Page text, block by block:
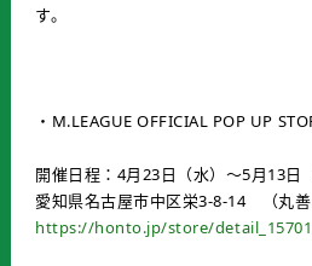
す。
・M.LEAGUE OFFICIAL POP UP
開催日程：4月23日（水）～5月13日
愛知県名古屋市中区栄3-8-14 （丸善
https://honto.jp/store/